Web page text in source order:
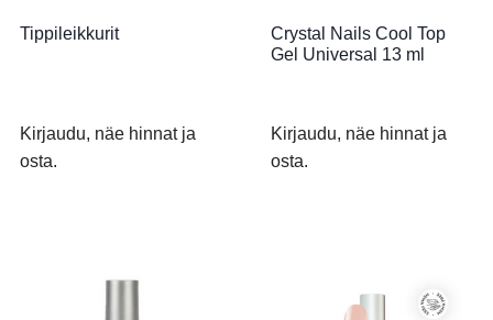
Tippileikkurit
Kirjaudu, näe hinnat ja
osta.
Crystal Nails Cool Top
Gel Universal 13 ml
Kirjaudu, näe hinnat ja
osta.